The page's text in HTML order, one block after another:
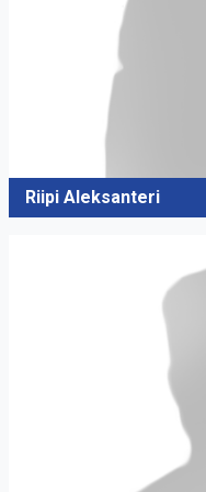
Riipi Aleksanteri